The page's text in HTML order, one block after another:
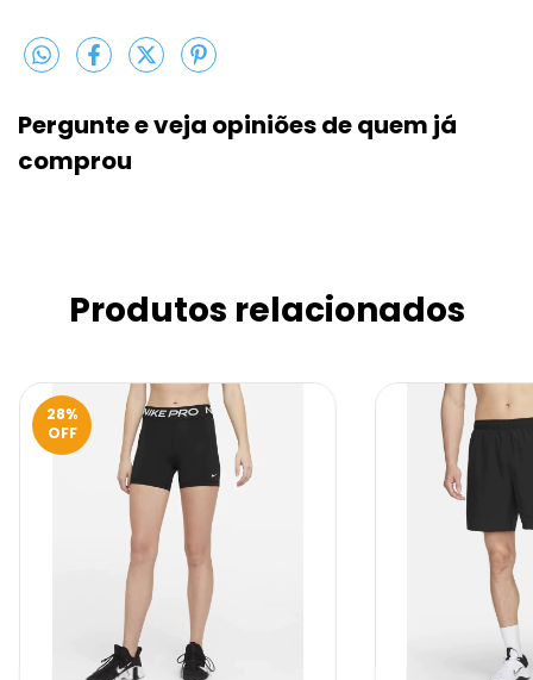
Pergunte e veja opiniões de quem j
comprou
Produtos relacionados
28%
OFF